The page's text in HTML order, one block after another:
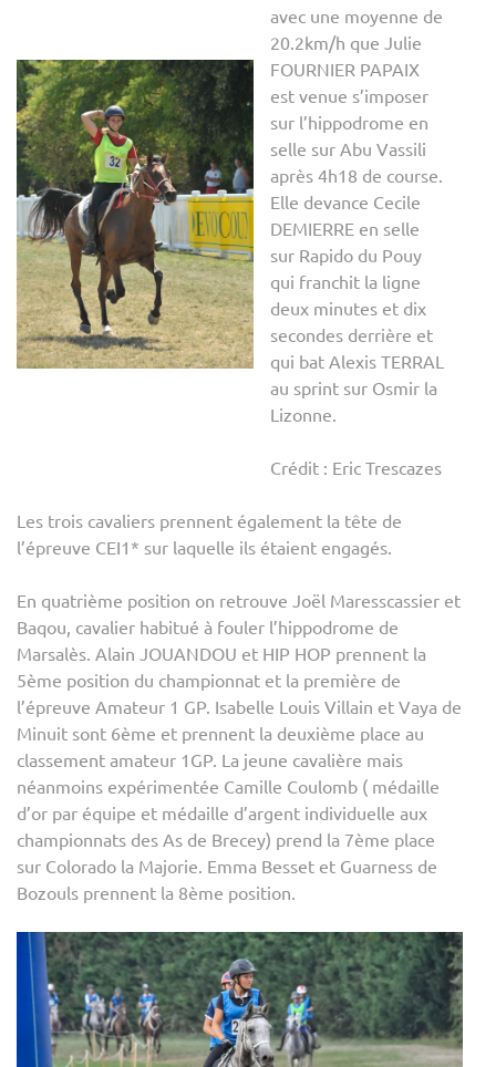
avec une moyenne de
20.2km/h que Julie
FOURNIER PAPAIX
est venue s’imposer
sur l’hippodrome en
selle sur Abu Vassili
après 4h18 de course.
Elle devance Cecile
DEMIERRE en selle
sur Rapido du Pouy
qui franchit la ligne
deux minutes et dix
secondes derrière et
qui bat Alexis TERRAL
au sprint sur Osmir la
Lizonne.
Crédit : Eric Trescazes
Les trois cavaliers prennent également la tête de
l’épreuve CEI1* sur laquelle ils étaient engagés.
En quatrième position on retrouve Joël Maresscassier et
Baqou, cavalier habitué à fouler l’hippodrome de
Marsalès. Alain JOUANDOU et HIP HOP prennent la
5ème position du championnat et la première de
l’épreuve Amateur 1 GP. Isabelle Louis Villain et Vaya de
Minuit sont 6ème et prennent la deuxième place au
classement amateur 1GP. La jeune cavalière mais
néanmoins expérimentée Camille Coulomb ( médaille
d’or par équipe et médaille d’argent individuelle aux
championnats des As de Brecey) prend la 7ème place
sur Colorado la Majorie. Emma Besset et Guarness de
Bozouls prennent la 8ème position.